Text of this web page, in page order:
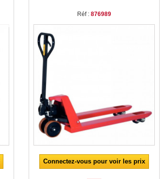
Réf : 876989
Connectez-vous pour voir les prix